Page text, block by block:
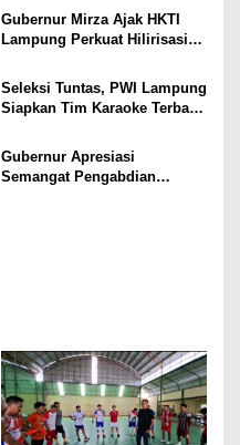
Menuju Porwanas 2027
Gubernur Mirza Ajak HKTI
Lampung Perkuat Hilirisasi
Kesejahteraan Petani
Seleksi Tuntas, PWI Lampung
Siapkan Tim Karaoke Terbaik
Gubernur Apresiasi
Semangat Pengabdian